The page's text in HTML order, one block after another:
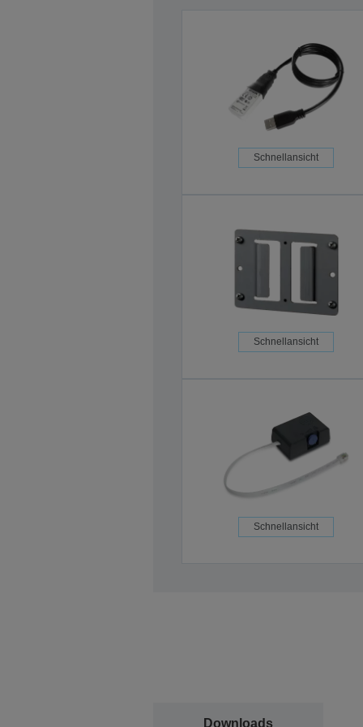
Schnellansicht
Schnellansicht
Schnellansicht
Downloads